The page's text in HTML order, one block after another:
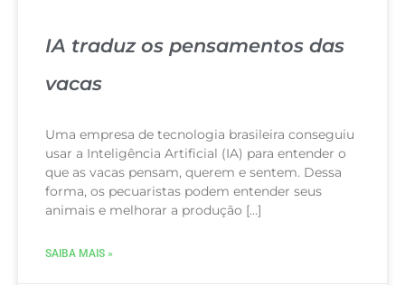
IA traduz os pensamentos das
vacas
Uma empresa de tecnologia brasileira conseguiu
usar a Inteligência Artificial (IA) para entender o
que as vacas pensam, querem e sentem. Dessa
forma, os pecuaristas podem entender seus
animais e melhorar a produção […]
SAIBA MAIS »